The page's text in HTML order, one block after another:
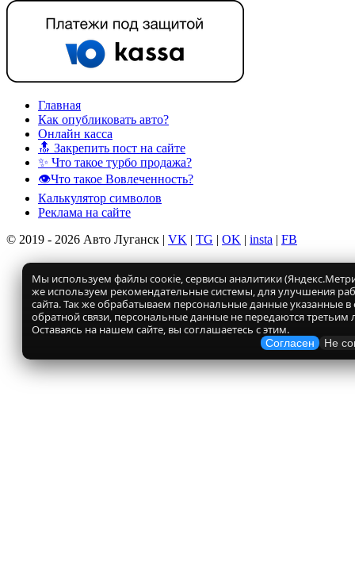
Главная
Как опубликовать авто?
Онлайн касса
🔝 Закрепить пост на сайте
✨ Что такое турбо продажа?
👁️Что такое Вовлеченность?
Калькулятор символов
Реклама на сайте
© 2019 - 2026 Авто Луганск | VK | TG | OK | insta | FB
Мы используем файлы соокіе, сервисы аналитики
же используем рекомендательные системы, для улучшения
сайта. Так же обрабатываем персональные данные указанные
обратной связи, персональные данные не передаются третьим
Оставаясь на нашем сайте, вы соглашаетесь с этим.
Согласен Не